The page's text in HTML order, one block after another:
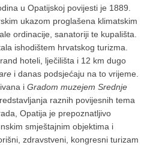
u Opatijskoj povijesti je 1889.
ukazom proglašena klimatskim
ordinacije, sanatoriji te kupališta.
ishodištem hrvatskog turizma.
hoteli, lječilišta i 12 km dugo
i danas podsjećaju na to vrijeme.
iGradom muzejem Srednje
raznih povijesnih tema
Opatija je prepoznatljivo
smještajnim objektima i
zdravstveni, kongresni turizam